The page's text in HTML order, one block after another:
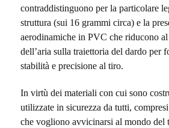
contraddistinguono per la particolare
struttura (sui 16 grammi circa) e la
aerodinamiche in PVC che riducono
dell’aria sulla traiettoria del dardo per
stabilità e precisione al tiro.
In virtù dei materiali con cui sono
utilizzate in sicurezza da tutti,
che vogliono avvicinarsi al mondo del